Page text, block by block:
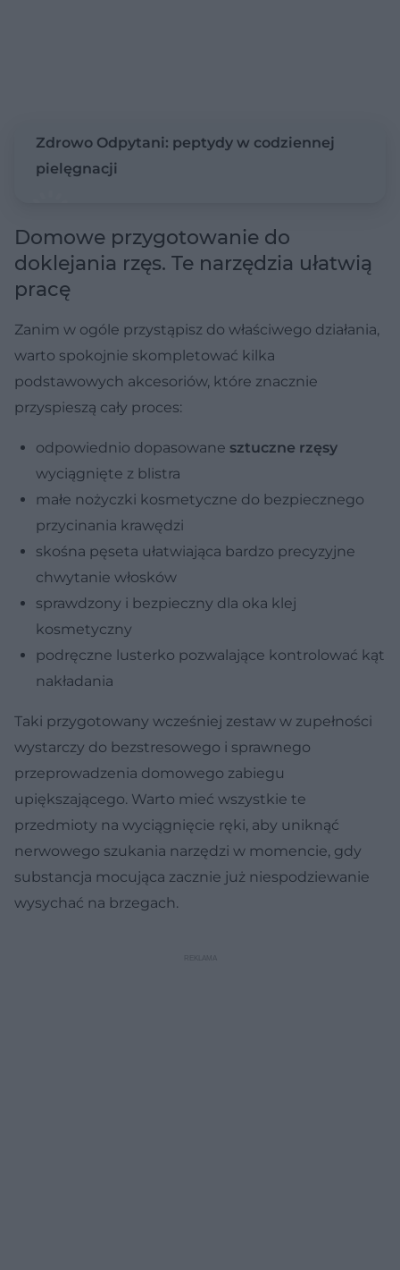
Zdrowo Odpytani: peptydy w codziennej
pielęgnacji
Domowe przygotowanie do
doklejania rzęs. Te narzędzia ułatwią
pracę
Zanim w ogóle przystąpisz do właściwego działania,
warto spokojnie skompletować kilka
podstawowych akcesoriów, które znacznie
przyspieszą cały proces:
odpowiednio dopasowane sztuczne rzęsy
wyciągnięte z blistra
małe nożyczki kosmetyczne do bezpiecznego
przycinania krawędzi
skośna pęseta ułatwiająca bardzo precyzyjne
chwytanie włosków
sprawdzony i bezpieczny dla oka klej
kosmetyczny
podręczne lusterko pozwalające kontrolować kąt
nakładania
Taki przygotowany wcześniej zestaw w zupełności
wystarczy do bezstresowego i sprawnego
przeprowadzenia domowego zabiegu
upiększającego. Warto mieć wszystkie te
przedmioty na wyciągnięcie ręki, aby uniknąć
nerwowego szukania narzędzi w momencie, gdy
substancja mocująca zacznie już niespodziewanie
wysychać na brzegach.